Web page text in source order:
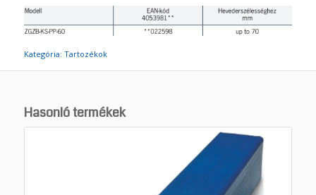
Kategória: Tartozékok
Hasonló termékek